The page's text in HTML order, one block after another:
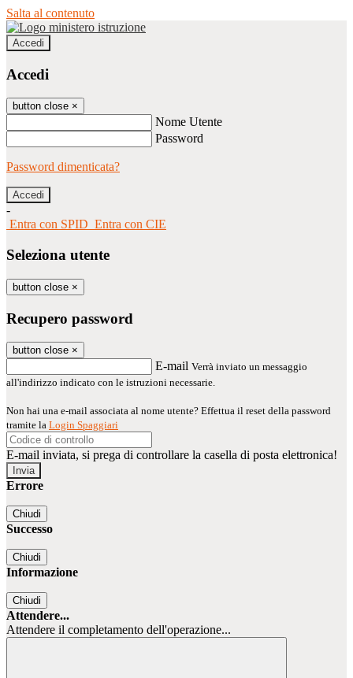
Salta al contenuto
Accedi
Accedi
button close ×
Nome Utente
Password
Password dimenticata?
-
Entra con SPID Entra con CIE
Seleziona utente
button close ×
Recupero password
button close ×
E-mail Verrà inviato un messaggio
all'indirizzo indicato con le istruzioni necessarie.
Non hai una e-mail associata al nome utente? Effettua il reset della password
tramite la Login Spaggiari
E-mail inviata, si prega di controllare la casella di posta elettronica!
Errore
Chiudi
Successo
Chiudi
Informazione
Chiudi
Attendere...
Attendere il completamento dell'operazione...